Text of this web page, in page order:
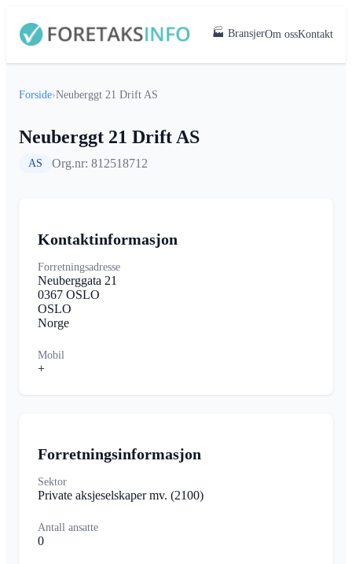
🏭 BransjerOm ossKontakt
Forside›Neuberggt 21 Drift AS
Neuberggt 21 Drift AS
AS Org.nr: 812518712
Kontaktinformasjon
Forretningsadresse
Neuberggata 21
0367 OSLO
OSLO
Norge
Mobil
+
Forretningsinformasjon
Sektor
Private aksjeselskaper mv. (2100)
Antall ansatte
0